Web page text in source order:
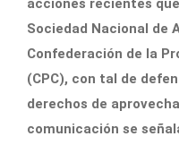
acciones recientes
Sociedad Nacional de
Confederación de la
(CPC), con tal de
derechos de
comunicación se